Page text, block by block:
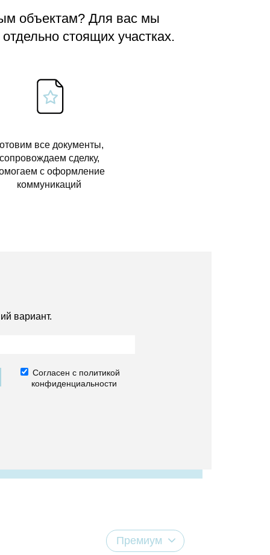
объектам? Для вас мы
стоящих участках.
все документы,
сделку,
с оформление
коммуникаций
вариант.
Согласен с политикой
конфиденциальности
Премиум